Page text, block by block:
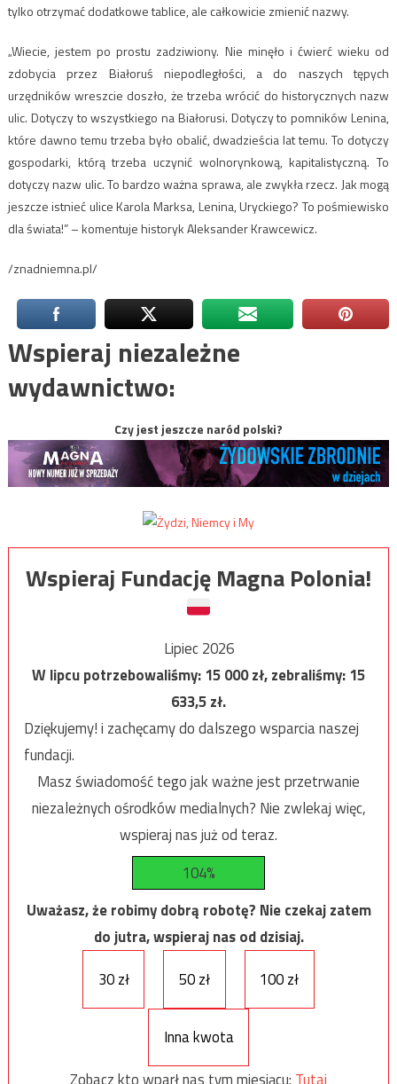
tylko otrzymać dodatkowe tablice, ale całkowicie zmienić nazwy.
„Wiecie, jestem po prostu zadziwiony. Nie minęło i ćwierć wieku od
zdobycia przez Białoruś niepodległości, a do naszych tępych
urzędników wreszcie doszło, że trzeba wrócić do historycznych nazw
ulic. Dotyczy to wszystkiego na Białorusi. Dotyczy to pomników Lenina,
które dawno temu trzeba było obalić, dwadzieścia lat temu. To dotyczy
gospodarki, którą trzeba uczynić wolnorynkową, kapitalistyczną. To
dotyczy nazw ulic. To bardzo ważna sprawa, ale zwykła rzecz. Jak mogą
jeszcze istnieć ulice Karola Marksa, Lenina, Uryckiego? To pośmiewisko
dla świata!” – komentuje historyk Aleksander Krawcewicz.
/znadniemna.pl/
Wspieraj niezależne
wydawnictwo:
Czy jest jeszcze naród polski?
Wspieraj Fundację Magna Polonia!
Lipiec 2026
W lipcu potrzebowaliśmy:15 000zł, zebraliśmy:15
633,5zł.
Dziękujemy! i zachęcamy do dalszego wsparcia naszej
fundacji.
Masz świadomość tego jak ważne jest przetrwanie
niezależnych ośrodków medialnych? Nie zwlekaj więc,
wspieraj nas już od teraz.
104%
Uważasz, że robimy dobrą robotę? Nie czekaj zatem
do jutra, wspieraj nas od dzisiaj.
30 zł
50 zł 100 zł
Inna kwota